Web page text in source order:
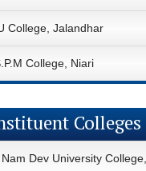
College, Jalandhar
College, Niari
Colleges
Dev University College,